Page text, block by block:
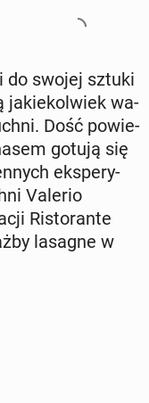
do swojej sztuki
ja­kie­kol­wiek wa­
Dość po­wie­
gotują się
eks­pe­ry­
Valerio
Ri­sto­ran­te
lasagne w